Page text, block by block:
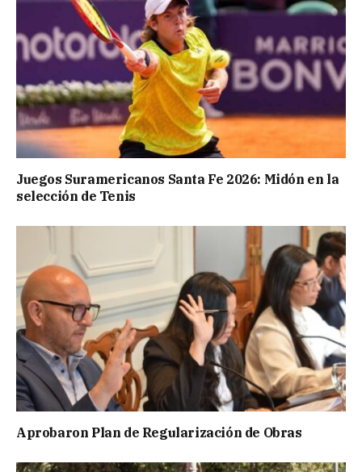
Juegos Suramericanos Santa Fe 2026: Midón en la
selección de Tenis
Aprobaron Plan de Regularización de Obras